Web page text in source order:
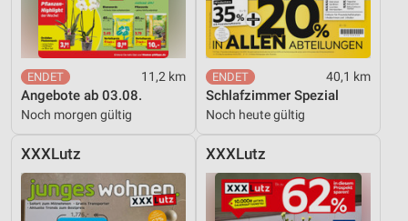
11,2 km
Angebote ab 03.08.
Noch morgen gültig
40,1 km
Schlafzimmer Spezial
Noch heute gültig
XXXLutz XXXLutz